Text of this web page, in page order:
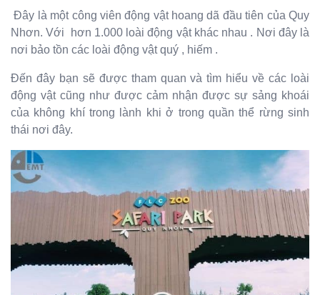
Đây là một công viên động vật hoang dã đầu tiên của Quy
Nhơn. Với hơn 1.000 loài động vật khác nhau . Nơi đây là
nơi bảo tồn các loài động vật quý , hiếm .
Đến đây bạn sẽ được tham quan và tìm hiểu về các loài
động vật cũng như được cảm nhận được sự sảng khoái
của không khí trong lành khi ở trong quần thể rừng sinh
thái nơi đây.